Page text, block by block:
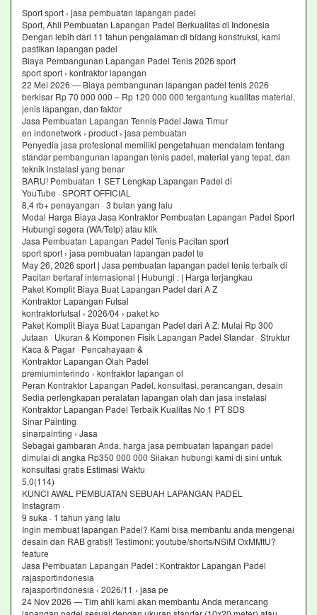
Sport sport › jasa pembuatan lapangan padel
Sport, Ahli Pembuatan Lapangan Padel Berkualitas di Indonesia
Dengan lebih dari 11 tahun pengalaman di bidang konstruksi, kami
pastikan lapangan padel
Biaya Pembangunan Lapangan Padel Tenis 2026 sport
sport sport › kontraktor lapangan
22 Mei 2026 — Biaya pembangunan lapangan padel tenis 2026
berkisar Rp 70 000 000 – Rp 120 000 000 tergantung kualitas material,
jenis lapangan, dan faktor
Jasa Pembuatan Lapangan Tennis Padel Jawa Timur
en indonetwork › product › jasa pembuatan
Penyedia jasa profesional memiliki pengetahuan mendalam tentang
standar pembangunan lapangan tenis padel, material yang tepat, dan
teknik instalasi yang benar
BARU! Pembuatan 1 SET Lengkap Lapangan Padel di
YouTube · SPORT OFFICIAL
8,4 rb+ penayangan · 3 bulan yang lalu
Modal Harga Biaya Jasa Kontraktor Pembuatan Lapangan Padel Sport
Hubungi segera (WA/Telp) atau klik
Jasa Pembuatan Lapangan Padel Tenis Pacitan sport
sport sport › jasa pembuatan lapangan padel te
May 26, 2026 sport | Jasa pembuatan lapangan padel tenis terbaik di
Pacitan bertaraf internasional | Hubungi : | Harga terjangkau
Paket Komplit Biaya Buat Lapangan Padel dari A Z
Kontraktor Lapangan Futsal
kontraktorfutsal › 2026/04 › paket ko
Paket Komplit Biaya Buat Lapangan Padel dari A Z: Mulai Rp 300
Jutaan · Ukuran & Komponen Fisik Lapangan Padel Standar · Struktur
Kaca & Pagar · Pencahayaan &
Kontraktor Lapangan Olah Padel
premiuminterindo › kontraktor lapangan ol
Peran Kontraktor Lapangan Padel, konsultasi, perancangan, desain
Sedia perlengkapan peralatan lapangan olah dan jasa instalasi
Kontraktor Lapangan Padel Terbaik Kualitas No 1 PT SDS
Sinar Painting
sinarpainting › Jasa
Sebagai gambaran Anda, harga jasa pembuatan lapangan padel
dimulai di angka Rp350 000 000 Silakan hubungi kami di sini untuk
konsultasi gratis Estimasi Waktu
5,0(114)
KUNCI AWAL PEMBUATAN SEBUAH LAPANGAN PADEL
Instagram ·
9 suka · 1 tahun yang lalu
Ingin membuat lapangan Padel? Kami bisa membantu anda mengenai
desain dan RAB gratis!! Testimoni: youtube/shorts/NSiM OxMMtU?
feature
Jasa Pembuatan Lapangan Padel : Kontraktor Lapangan Padel
rajasportindonesia
rajasportindonesia › 2026/11 › jasa pe
24 Nov 2026 — Tim ahli kami akan membantu Anda merancang